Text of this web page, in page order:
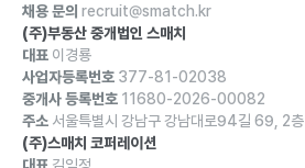
채용 문의 recruit@smatch.kr
(주)부동산 중개법인 스매치
대표 이경룡
사업자등록번호 377-81-02038
중개사 등록번호 11680-2026-00082
주소 서울특별시 강남구 강남대로94길 69, 2층
(주)스매치 코퍼레이션
대표 김익정